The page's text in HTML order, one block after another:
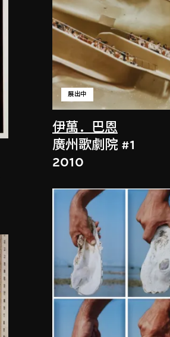
伊萬．巴恩
展出中
廣州歌劇院 #1
2010